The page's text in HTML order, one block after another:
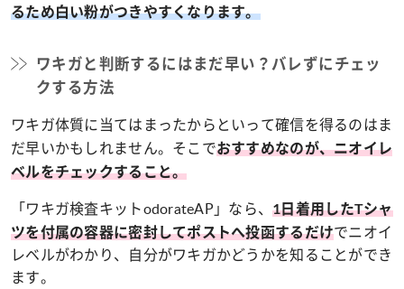
るため白い粉がつきやすくなります。
ワキガと判断するにはまだ早い？バレずにチェッ
クする方法
ワキガ体質に当てはまったからといって確信を得るのはま
だ早いかもしれません。そこでおすすめなのが、ニオイレ
ベルをチェックすること。
「ワキガ検査キットodorateAP」なら、1日着用したTシャ
ツを付属の容器に密封してポストへ投函するだけでニオイ
レベルがわかり、自分がワキガかどうかを知ることができ
ます。